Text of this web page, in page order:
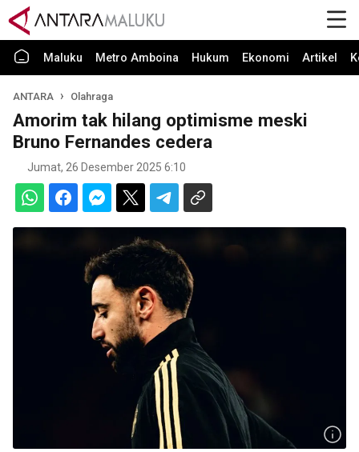
Maluku Metro Amboina Hukum Ekonomi Artikel
ANTARA Olahraga
Amorim tak hilang optimisme meski
Bruno Fernandes cedera
Jumat, 26 Desember 2025 6:10